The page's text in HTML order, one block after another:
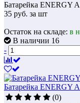
Батарейка ENERGY
35 руб. за шт
Остаток на складе: в
В наличии 16
-
Батарейка ENERGY
(0)